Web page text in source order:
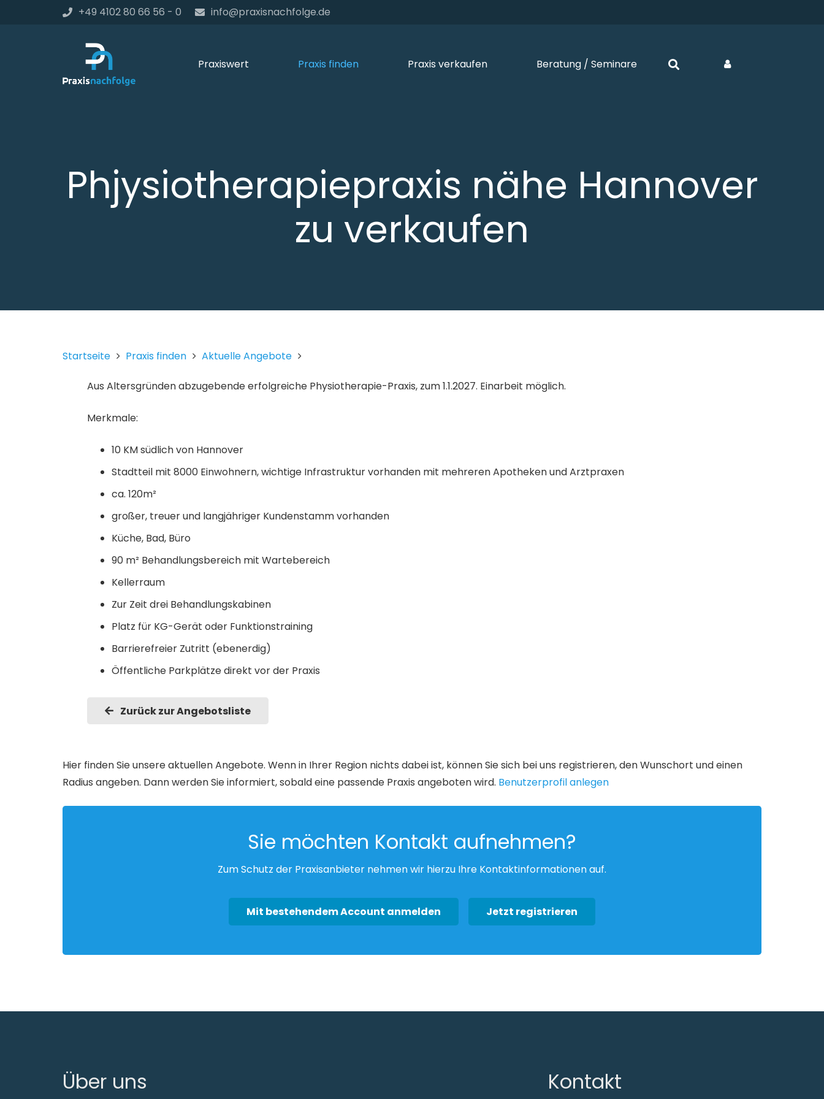
+49 4102 80 66 56 - 0 info@praxisnachfolge.de
Praxiswert Praxis finden Praxis verkaufen Beratung / Seminare
Phjysiotherapiepraxis nähe Hannover
zu verkaufen
Startseite Praxis finden Aktuelle Angebote
Aus Altersgründen abzugebende erfolgreiche Physiotherapie-Praxis, zum 1.1.2027. Einarbeit möglich.
Merkmale:
10 KM südlich von Hannover
Stadtteil mit 8000 Einwohnern, wichtige Infrastruktur vorhanden mit mehreren Apotheken und Arztpraxen
ca. 120m²
großer, treuer und langjähriger Kundenstamm vorhanden
Küche, Bad, Büro
90 m² Behandlungsbereich mit Wartebereich
Kellerraum
Zur Zeit drei Behandlungskabinen
Platz für KG-Gerät oder Funktionstraining
Barrierefreier Zutritt (ebenerdig)
Öffentliche Parkplätze direkt vor der Praxis
Zurück zur Angebotsliste
Hier finden Sie unsere aktuellen Angebote. Wenn in Ihrer Region nichts dabei ist, können Sie sich bei uns registrieren, den Wunschort und einen
Radius angeben. Dann werden Sie informiert, sobald eine passende Praxis angeboten wird. Benutzerprofil anlegen
Sie möchten Kontakt aufnehmen?
Zum Schutz der Praxisanbieter nehmen wir hierzu Ihre Kontaktinformationen auf.
Mit bestehendem Account anmelden Jetzt registrieren
Über uns Kontakt